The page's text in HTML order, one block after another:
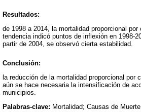
Resultados:
de 1998 a 2014, la mortalidad proporcional
tendencia indicó puntos de inflexión en 1998-
partir de 2004, se observó cierta estabilidad.
Conclusión:
la reducción de la mortalidad proporcional
aún se hace necesaria la intensificación de
municipios.
Palabras-clave: Mortalidad; Causas de